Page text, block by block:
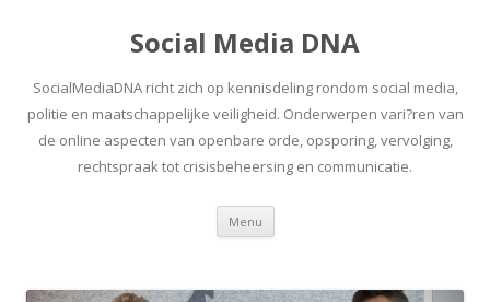
Social Media DNA
SocialMediaDNA richt zich op kennisdeling rondom social media,
politie en maatschappelijke veiligheid. Onderwerpen vari?ren van
de online aspecten van openbare orde, opsporing, vervolging,
rechtspraak tot crisisbeheersing en communicatie.
Menu Spring
inhoud